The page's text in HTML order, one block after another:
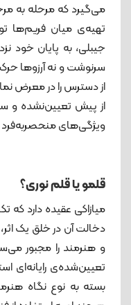
می‌گیرد که مرحله به
تهیه‌ی میان فریم‌ها
جیبلی، به پایان خود
سرنوشت و نه آرزوها
از دسترس را در معرض
از پیش تعیین‌نشده و
ویژگی‌های
قلمو یا قلم نوری؟
میازاکی عقیده دارد که
دخالت آن در خلق یک
و هنرمند را مجبور
تعیین‌شده‌ی رایانه‌ای
بسته به نوع نگاه